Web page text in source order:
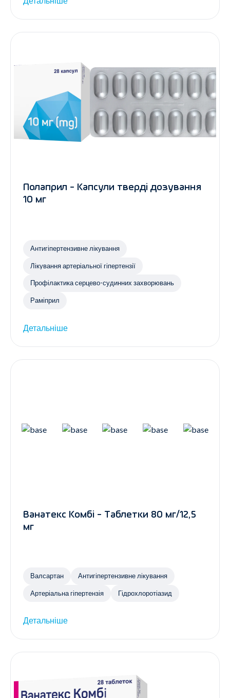
Полаприл - Капсули тверді дозування
10 мг
Антигіпертензивне лікування
Лікування артеріальної гіпертензії
Профілактика серцево-судинних захворювань
Раміприл
Детальніше
Ванатекс Комбі - Таблетки 80 мг/12,5
мг
Валсартан Антигіпертензивне лікування
Артеріальна гіпертензія Гідрохлоротіазид
Детальніше